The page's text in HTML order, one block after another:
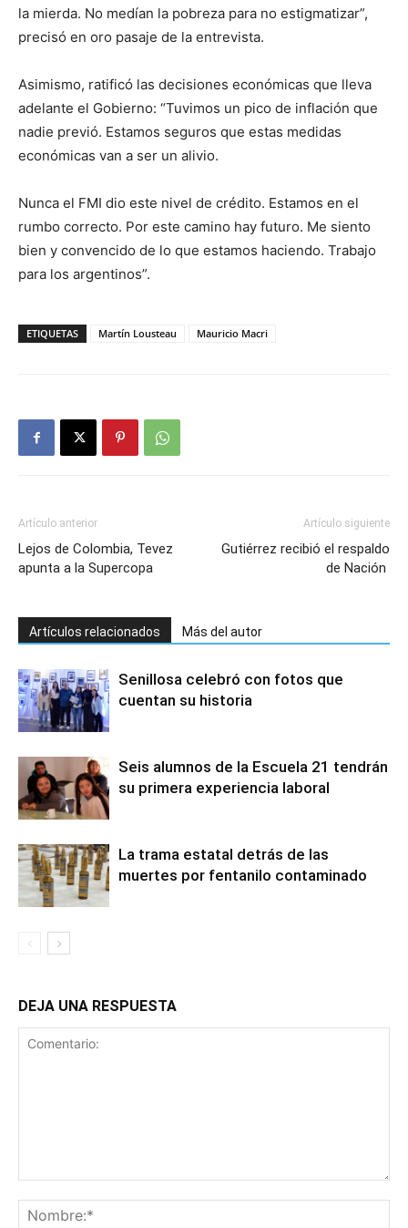
la mierda. No medían la pobreza para no estigmatizar”,
precisó en oro pasaje de la entrevista.
Asimismo, ratificó las decisiones económicas que lleva
adelante el Gobierno: “Tuvimos un pico de inflación que
nadie previó. Estamos seguros que estas medidas
económicas van a ser un alivio.
Nunca el FMI dio este nivel de crédito. Estamos en el
rumbo correcto. Por este camino hay futuro. Me siento
bien y convencido de lo que estamos haciendo. Trabajo
para los argentinos”.
ETIQUETAS Martín Lousteau Mauricio Macri
Artículo anterior
Lejos de Colombia, Tevez
apunta a la Supercopa
Artículo siguiente
Gutiérrez recibió el respaldo
de Nación
Artículos relacionados Más del autor
Senillosa celebró con fotos que
cuentan su historia
Seis alumnos de la Escuela 21 tendrán
su primera experiencia laboral
La trama estatal detrás de las
muertes por fentanilo contaminado
DEJA UNA RESPUESTA